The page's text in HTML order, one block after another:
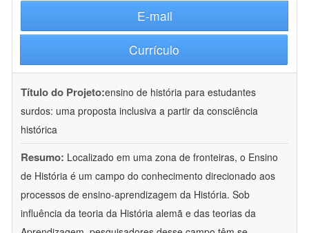
E-mail
Currículo
Título do Projeto:ensino de história para estudantes
surdos: uma proposta inclusiva a partir da consciência
histórica
Resumo: Localizado em uma zona de fronteiras, o Ensino
de História é um campo do conhecimento direcionado aos
processos de ensino-aprendizagem da História. Sob
influência da teoria da História alemã e das teorias da